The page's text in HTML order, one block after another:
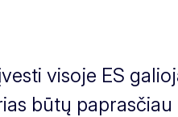
visoje ES
būtų